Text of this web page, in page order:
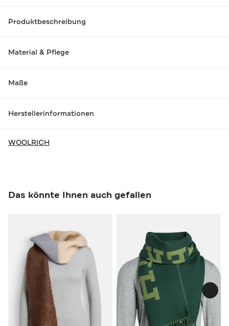
Produktbeschreibung
Material & Pflege
Maße
Herstellerinformationen
WOOLRICH
Das könnte Ihnen auch gefallen